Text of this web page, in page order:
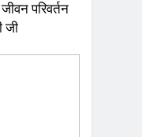
परिवर्तन
जी